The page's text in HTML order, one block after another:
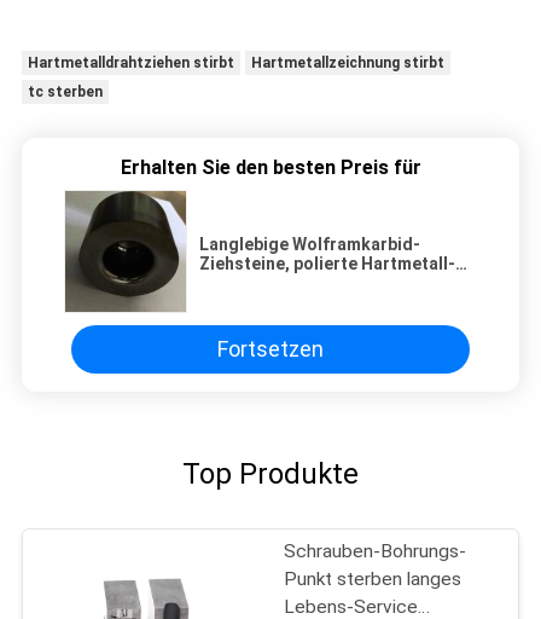
Hartmetalldrahtziehen stirbt
Hartmetallzeichnung stirbt
tc sterben
Erhalten Sie den besten Preis für
Langlebige Wolframkarbid-
Ziehsteine, polierte Hartmetall-
Fortsetzen
Top Produkte
Schrauben-Bohrungs-
Punkt sterben langes
Lebens-Service